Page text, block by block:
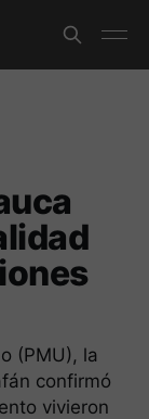
(PMU), la
confirmó
vivieron